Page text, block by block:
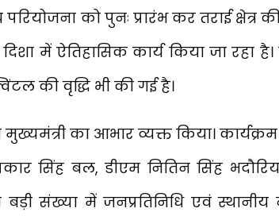
को पुनः प्रारंभ कर तराई क्षेत्र
में ऐतिहासिक कार्य किया जा रहा है।
की वृद्धि भी की गई है।
का आभार व्यक्त किया।
सिंह बल, डीएम नितिन सिंह
संख्या में जनप्रतिनिधि एवं स्थानीय